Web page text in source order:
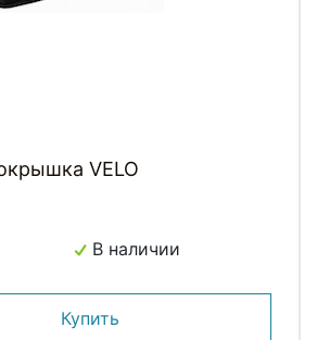
Седельная покрышка VELO
В наличии
Купить